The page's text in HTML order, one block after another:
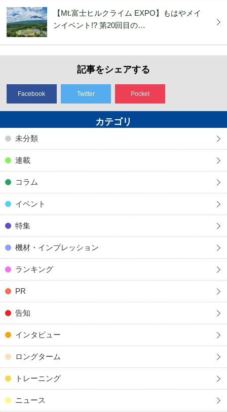
【Mt.富士ヒルクライム EXPO】もはやメイ
ンイベント!? 第20回目の…
記事をシェアする
Facebook Twitter Pocket
カテゴリ
未分類
連載
コラム
イベント
特集
機材・インプレッション
ランキング
PR
告知
インタビュー
ロングターム
トレーニング
ニュース